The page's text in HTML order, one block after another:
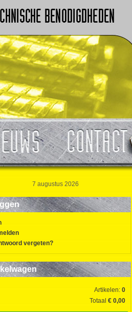
7 augustus 2026
vergeten?
Artikelen: 0
Totaal € 0,00